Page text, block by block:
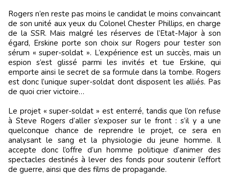
Rogers n’en reste pas moins le candidat le moins convaincant
de son unité aux yeux du Colonel Chester Phillips, en charge
de la SSR. Mais malgré les réserves de l’Etat-Major à son
égard, Erskine porte son choix sur Rogers pour tester son
sérum « super-soldat ». L’expérience est un succès, mais un
espion s’est glissé parmi les invités et tue Erskine, qui
emporte ainsi le secret de sa formule dans la tombe. Rogers
est donc l’unique super-soldat dont disposent les alliés. Pas
de quoi crier victoire…
Le projet « super-soldat » est enterré, tandis que l’on refuse
à Steve Rogers d’aller s’exposer sur le front : s’il y a une
quelconque chance de reprendre le projet, ce sera en
analysant le sang et la physiologie du jeune homme. Il
accepte donc l’offre d’un homme politique d’animer des
spectacles destinés à lever des fonds pour soutenir l’effort
de guerre, ainsi que des films de propagande.